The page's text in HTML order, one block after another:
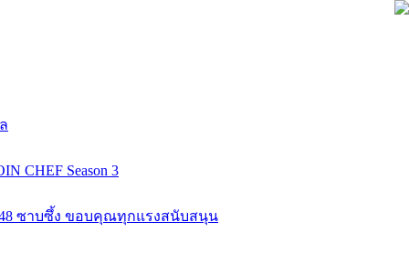
CHEF Season 3
ซาบซึ้ง ขอบคุณทุกแรงสนับสนุน